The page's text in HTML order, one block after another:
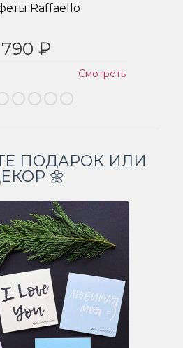
Raffaello
790 ₽
Смотреть
ПОДАРОК ИЛИ
🌼